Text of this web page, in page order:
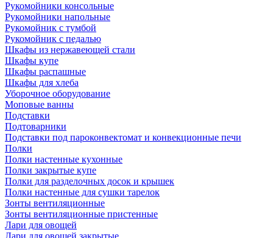
Рукомойники консольные
Рукомойники напольные
Рукомойник с тумбой
Рукомойник с педалью
Шкафы из нержавеющей стали
Шкафы купе
Шкафы распашные
Шкафы для хлеба
Уборочное оборудование
Моповые ванны
Подставки
Подтоварники
Подставки под пароконвектомат и конвекционные печи
Полки
Полки настенные кухонные
Полки закрытые купе
Полки для разделочных досок и крышек
Полки настенные для сушки тарелок
Зонты вентиляционные
Зонты вентиляционные пристенные
Лари для овощей
Лари для овощей закрытые